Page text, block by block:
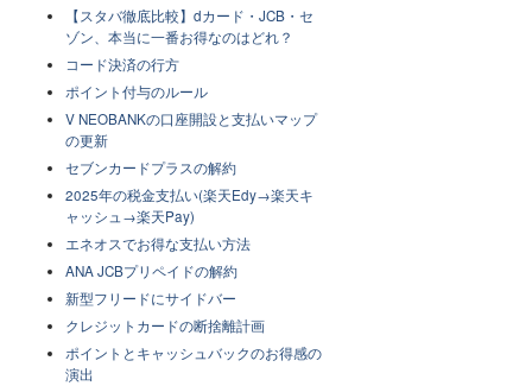
【スタバ徹底比較】dカード・JCB・セ
ゾン、本当に一番お得なのはどれ？
コード決済の行方
ポイント付与のルール
V NEOBANKの口座開設と支払いマップ
の更新
セブンカードプラスの解約
2025年の税金支払い(楽天Edy→楽天キ
ャッシュ→楽天Pay)
エネオスでお得な支払い方法
ANA JCBプリペイドの解約
新型フリードにサイドバー
クレジットカードの断捨離計画
ポイントとキャッシュバックのお得感の
演出